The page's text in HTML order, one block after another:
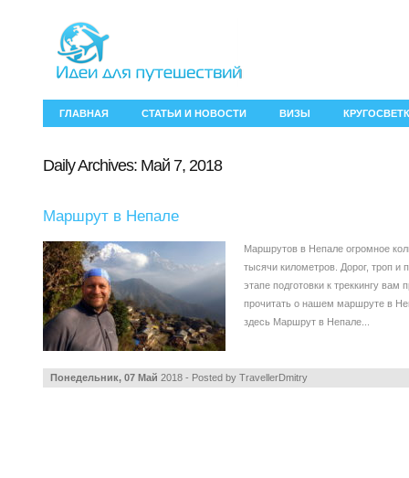
ГЛАВНАЯ СТАТЬИ И НОВОСТИ ВИЗЫ
Daily Archives: Май 7, 2018
Маршрут в Непале
Маршрутов в Непале огромное
тысячи километров. Дорог, троп и
этапе подготовки к треккингу
прочитать о нашем маршруте в
здесь Маршрут в Непале...
Понедельник, 07 Май 2018 - Posted by TravellerDmitry